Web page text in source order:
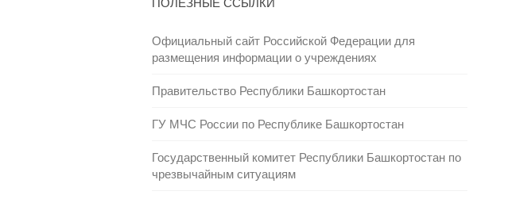
Официальный сайт Российской Федерации для
размещения информации о учреждениях
Правительство Республики Башкортостан
ГУ МЧС России по Республике Башкортостан
Государственный комитет Республики Башкортостан по
чрезвычайным ситуациям